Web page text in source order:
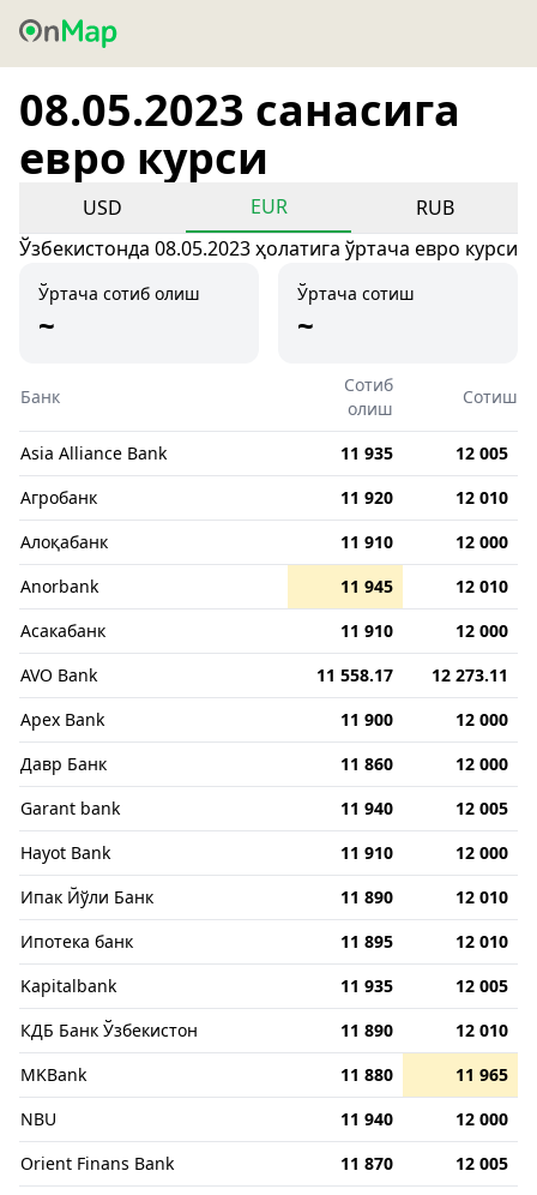
08.05.2023 санасига
евро курси
USD EUR
RUB
Ўзбекистонда 08.05.2023 ҳолатига ўртача евро курси
Ўртача сотиб олиш
~
Ўртача сотиш
~
Банк
Сотиб
олиш
Сотиш
Asia Alliance Bank 11 935
12 005
Агробанк
11 920
12 010
Алоқабанк
11 910
12 000
Anorbank
11 945
12 010
Асакабанк
11 910
12 000
AVO Bank
11 558.17
12 273.11
Apex Bank
11 900
12 000
Давр Банк
11 860
12 000
Garant bank
11 940
12 005
Hayot Bank
11 910
12 000
Ипак Йўли Банк
11 890
12 010
Ипотека банк
11 895
12 010
Kapitalbank
11 935
12 005
КДБ Банк Ўзбекистон
11 890
12 010
MKBank
11 880
11 965
NBU
11 940
12 000
Orient Finans Bank
11 870
12 005